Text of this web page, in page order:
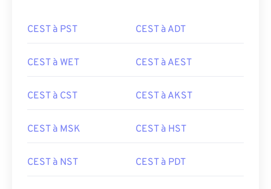
CEST à PST CEST à ADT
CEST à WET CEST à AEST
CEST à CST CEST à AKST
CEST à MSK CEST à HST
CEST à NST CEST à PDT